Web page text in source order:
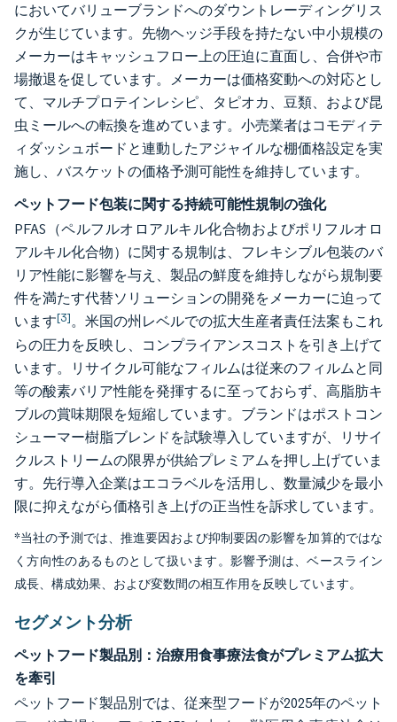
においてバリューブランドへのダウントレーディングリス
クが生じています。先物ヘッジ手段を持たない中小規模の
メーカーはキャッシュフロー上の圧迫に直面し、合併や市
場撤退を促しています。メーカーは価格変動への対応とし
て、マルチプロテインレシピ、タピオカ、豆類、および昆
虫ミールへの転換を進めています。小売業者はコモディテ
ィダッシュボードと連動したアジャイルな棚価格設定を実
施し、バスケットの価格予測可能性を維持しています。
ペットフード包装に関する持続可能性規制の強化
PFAS（ペルフルオロアルキル化合物およびポリフルオロ
アルキル化合物）に関する規制は、フレキシブル包装のバ
リア性能に影響を与え、製品の鮮度を維持しながら規制要
件を満たす代替ソリューションの開発をメーカーに迫って
います[3]。米国の州レベルでの拡大生産者責任法案もこれ
らの圧力を反映し、コンプライアンスコストを引き上げて
います。リサイクル可能なフィルムは従来のフィルムと同
等の酸素バリア性能を発揮するに至っておらず、高脂肪キ
ブルの賞味期限を短縮しています。ブランドはポストコン
シューマー樹脂ブレンドを試験導入していますが、リサイ
クルストリームの限界が供給プレミアムを押し上げていま
す。先行導入企業はエコラベルを活用し、数量減少を最小
限に抑えながら価格引き上げの正当性を訴求しています。
*当社の予測では、推進要因および抑制要因の影響を加算的ではな
く方向性のあるものとして扱います。影響予測は、ベースライン
成長、構成効果、および変数間の相互作用を反映しています。
セグメント分析
ペットフード製品別：治療用食事療法食がプレミアム拡大
を牽引
ペットフード製品別では、従来型フードが2025年のペット